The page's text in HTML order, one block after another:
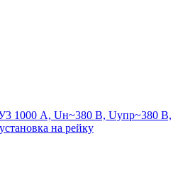
1000 А, Uн~380 В, Uупр~380 В,
на рейку